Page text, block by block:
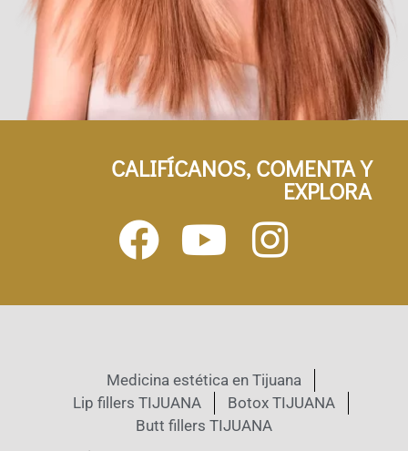
CALIFÍCANOS, COMENTA Y
EXPLORA
Medicina estética en Tijuana
Lip fillers TIJUANA
Botox TIJUANA
Butt fillers TIJUANA